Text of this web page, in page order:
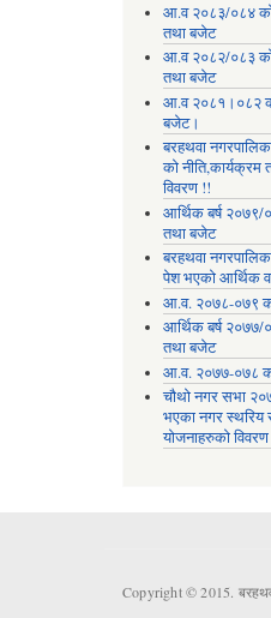
आ.व २०८३/०८४ को
तथा बजेट
आ.व २०८२/०८३ को
तथा बजेट
आ.व २०८१।०८२
बजेट।
बरहथवा
को
विवरण !!
आर्थिक बर्ष २०७९/
तथा बजेट
बरहथवा
पेश भएको आर्थिक
आ.व. २०७८-०७९
आर्थिक बर्ष २०७७/
तथा बजेट
आ.व. २०७७-०७८
चौथो नगर सभा
भएका नगर स्थरिय
योजनाहरुको विवरण
Copyright © 2015.